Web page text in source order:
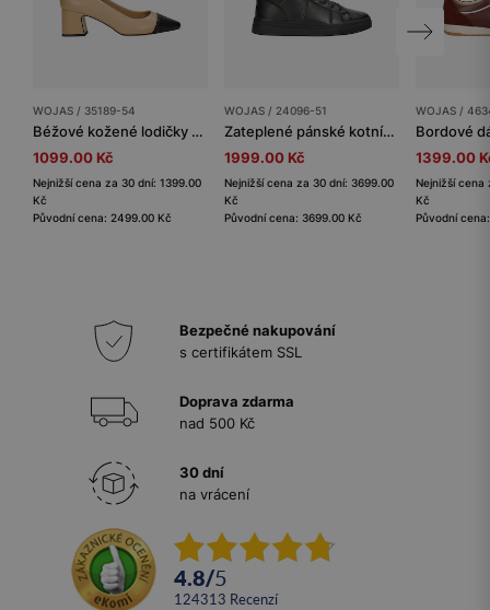
WOJAS / 35189-54
Béžové kožené lodičky s černou špičkou
1099.00 Kč
Nejnižší cena za 30 dní: 1399.00
Kč
Původní cena: 2499.00 Kč
WOJAS / 24096-51
Zateplené pánské kotníkové boty z hladké černé kůže
1999.00 Kč
Nejnižší cena za 30 dní: 3699.00
Kč
Původní cena: 3699.00 Kč
WOJAS /
1399.00
Nejnižší cena
Kč
Původní
Bezpečné nakupování
s certifikátem SSL
Doprava zdarma
nad 500 Kč
30 dní
na vrácení
4.8/5
124313 recenzí